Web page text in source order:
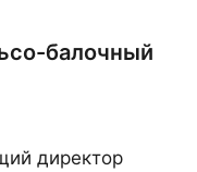
балочный
директор